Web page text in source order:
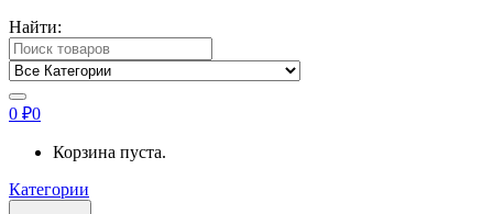
Найти:
0 ₽0
Корзина пуста.
Категории